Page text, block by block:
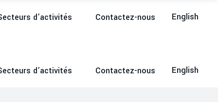
d’activités Contactez-nous English
d’activités Contactez-nous English